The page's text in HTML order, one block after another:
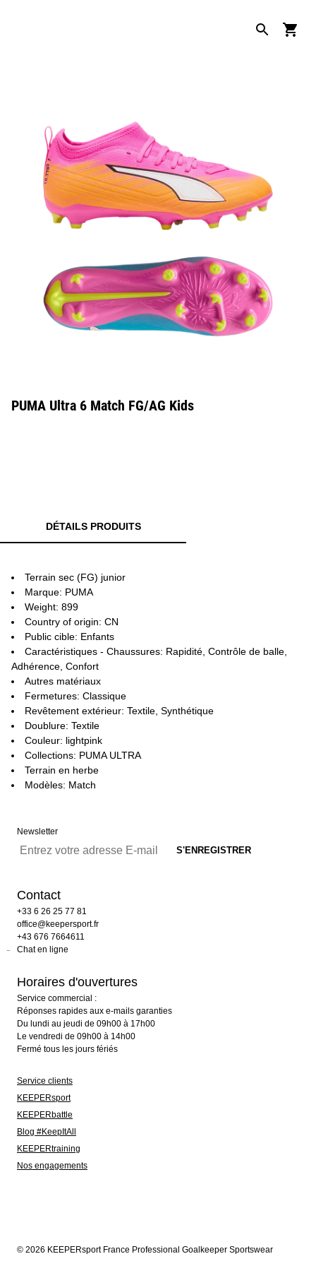
PUMA Ultra 6 Match FG/AG Kids
DÉTAILS PRODUITS
Terrain sec (FG) junior
Marque: PUMA
Weight: 899
Country of origin: CN
Public cible: Enfants
Caractéristiques - Chaussures: Rapidité, Contrôle de balle,
Adhérence, Confort
Autres matériaux
Fermetures: Classique
Revêtement extérieur: Textile, Synthétique
Doublure: Textile
Couleur: lightpink
Collections: PUMA ULTRA
Terrain en herbe
Modèles: Match
Newsletter
Contact
+33 6 26 25 77 81
office@keepersport.fr
+43 676 7664611
Chat en ligne
Horaires d'ouvertures
Service commercial :
Réponses rapides aux e-mails garanties
Du lundi au jeudi de 09h00 à 17h00
Le vendredi de 09h00 à 14h00
Fermé tous les jours fériés
Service clients
KEEPERsport
KEEPERbattle
Blog #KeepItAll
KEEPERtraining
Nos engagements
© 2026 KEEPERsport France Professional Goalkeeper Sportswear